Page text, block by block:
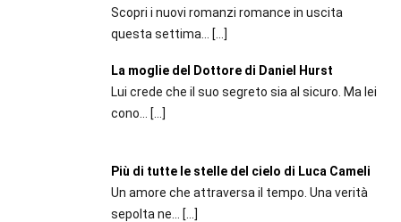
Scopri i nuovi romanzi romance in uscita
questa settima... […]
La moglie del Dottore di Daniel Hurst
Lui crede che il suo segreto sia al sicuro. Ma lei
cono...
[…]
Più di tutte le stelle del cielo di Luca Cameli
Un amore che attraversa il tempo. Una verità
sepolta ne...
[…]